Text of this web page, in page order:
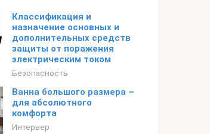
Классификация и
назначение основных и
дополнительных средств
защиты от поражения
электрическим током
Безопасность
Ванна большого размера –
для абсолютного
комфорта
Интерьер